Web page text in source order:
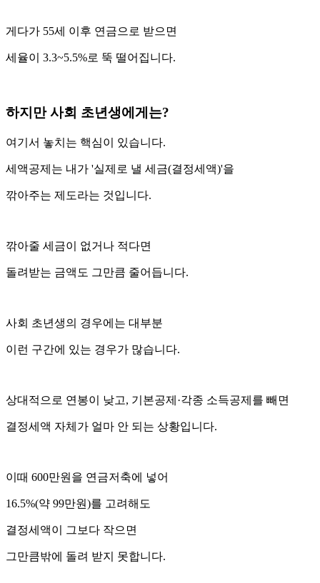
게다가 55세 이후 연금으로 받으면
세율이 3.3~5.5%로 뚝 떨어집니다.
하지만 사회 초년생에게는?
여기서 놓치는 핵심이 있습니다.
세액공제는 내가 '실제로 낼 세금(결정세액)'을
깎아주는 제도라는 것입니다.
깎아줄 세금이 없거나 적다면
돌려받는 금액도 그만큼 줄어듭니다.
사회 초년생의 경우에는 대부분
이런 구간에 있는 경우가 많습니다.
상대적으로 연봉이 낮고, 기본공제·각종 소득공제를 빼면
결정세액 자체가 얼마 안 되는 상황입니다.
이때 600만원을 연금저축에 넣어
16.5%(약 99만원)를 고려해도
결정세액이 그보다 작으면
그만큼밖에 돌려 받지 못합니다.